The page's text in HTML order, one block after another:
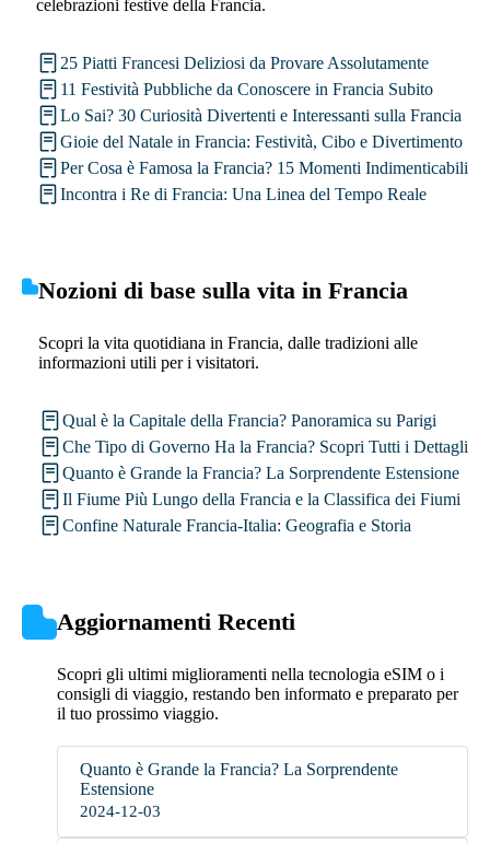
celebrazioni festive della Francia.
25 Piatti Francesi Deliziosi da Provare Assolutamente
11 Festività Pubbliche da Conoscere in Francia Subito
Lo Sai? 30 Curiosità Divertenti e Interessanti sulla Francia
Gioie del Natale in Francia: Festività, Cibo e Divertimento
Per Cosa è Famosa la Francia? 15 Momenti Indimenticabili
Incontra i Re di Francia: Una Linea del Tempo Reale
Nozioni di base sulla vita in Francia
Scopri la vita quotidiana in Francia, dalle tradizioni alle
informazioni utili per i visitatori.
Qual è la Capitale della Francia? Panoramica su Parigi
Che Tipo di Governo Ha la Francia? Scopri Tutti i Dettagli
Quanto è Grande la Francia? La Sorprendente Estensione
Il Fiume Più Lungo della Francia e la Classifica dei Fiumi
Confine Naturale Francia-Italia: Geografia e Storia
Aggiornamenti Recenti
Scopri gli ultimi miglioramenti nella tecnologia eSIM o i
consigli di viaggio, restando ben informato e preparato per
il tuo prossimo viaggio.
Quanto è Grande la Francia? La Sorprendente
Estensione
2024-12-03